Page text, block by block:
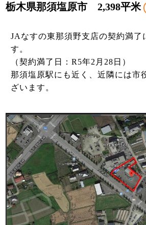
栃木県那須塩原市 2,398平米
JAなすの東那須野支店の契約満了
す。
（契約満了日：R5年2月28日）
那須塩原駅にも近く、近隣には市
ざいます。